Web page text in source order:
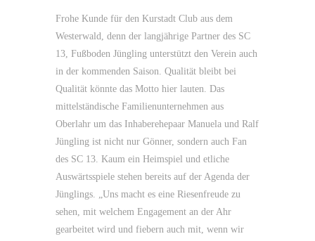
Frohe Kunde für den Kurstadt Club aus dem
Westerwald, denn der langjährige Partner des SC
13, Fußboden Jüngling unterstützt den Verein auch
in der kommenden Saison. Qualität bleibt bei
Qualität könnte das Motto hier lauten. Das
mittelständische Familienunternehmen aus
Oberlahr um das Inhaberehepaar Manuela und Ralf
Jüngling ist nicht nur Gönner, sondern auch Fan
des SC 13. Kaum ein Heimspiel und etliche
Auswärtsspiele stehen bereits auf der Agenda der
Jünglings. „Uns macht es eine Riesenfreude zu
sehen, mit welchem Engagement an der Ahr
gearbeitet wird und fiebern auch mit, wenn wir